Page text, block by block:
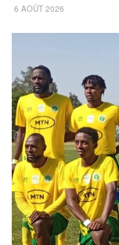
6 AOÛT 2026